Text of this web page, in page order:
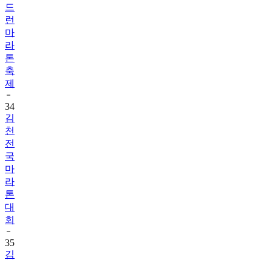
드
런
마
라
톤
축
제
34
김
천
전
국
마
라
톤
대
회
35
김